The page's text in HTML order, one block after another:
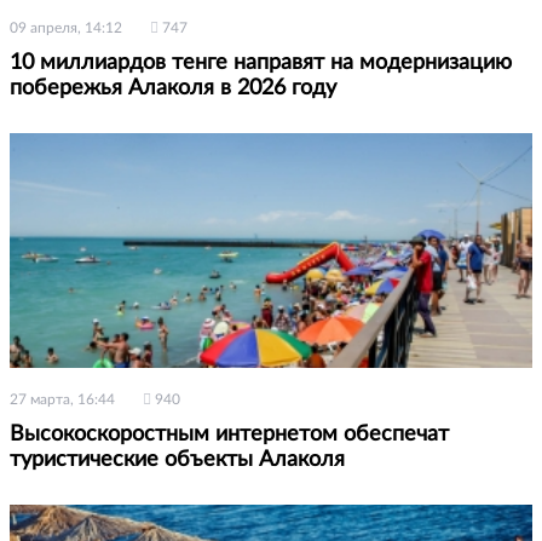
09 апреля, 14:12 747
10 миллиардов тенге направят на модернизацию
побережья Алаколя в 2026 году
27 марта, 16:44 940
Высокоскоростным интернетом обеспечат
туристические объекты Алаколя